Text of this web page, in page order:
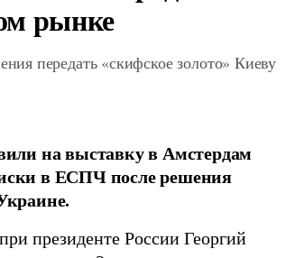
рынке
передать «скифское золото» Киеву
на выставку в Амстердам
в ЕСПЧ после решения
президенте России Георгий